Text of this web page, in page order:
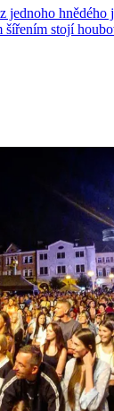
jednoho hnědého
stojí